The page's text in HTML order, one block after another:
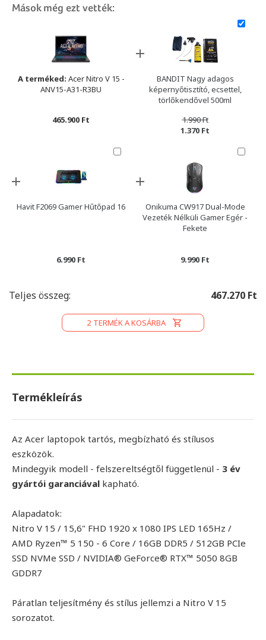
Mások még ezt vették:
A terméked: Acer Nitro V 15 -
ANV15-A31-R3BU
465.900 Ft
BANDIT Nagy adagos
képernyőtisztító, ecsettel,
törlőkendővel 500ml
1.990 Ft
1.370 Ft
Havit F2069 Gamer Hűtőpad 16
6.990 Ft
Onikuma CW917 Dual-Mode
Vezeték Nélküli Gamer Egér -
Fekete
9.990 Ft
Teljes összeg: 467.270 Ft
2 TERMÉK A KOSÁRBA
Termékleírás
Az Acer laptopok tartós, megbízható és stílusos
eszközök.
Mindegyik modell - felszereltségtől függetlenül - 3 év
gyártói garanciával kapható.
Alapadatok:
Nitro V 15 / 15,6" FHD 1920 x 1080 IPS LED 165Hz /
AMD Ryzen™ 5 150 - 6 Core / 16GB DDR5 / 512GB PCIe
SSD NVMe SSD / NVIDIA® GeForce® RTX™ 5050 8GB
GDDR7
Páratlan teljesítmény és stílus jellemzi a Nitro V 15
sorozatot.